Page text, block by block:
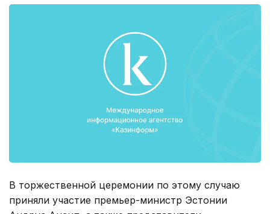
В торжественной церемонии по этому случаю
приняли участие премьер-министр Эстонии